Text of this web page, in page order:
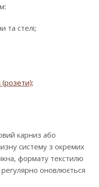
та стелі;
(розети);
карниз або
систему з окремих
формату текстилю
оновлюється